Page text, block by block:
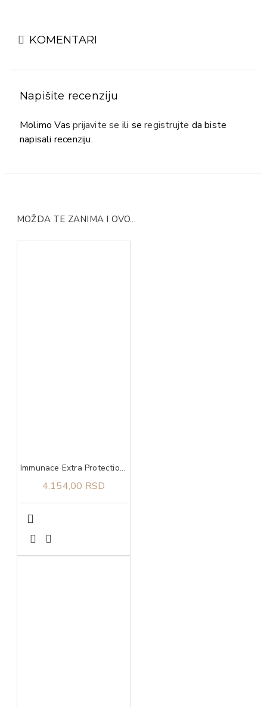
KOMENTARI
Napišite recenziju
Molimo Vasprijavite se ili seregistrujte da biste
napisali recenziju.
MOŽDA TE ZANIMA I OVO...
Immunace Extra Protection Vitabiotics 30 tableta
4.154,00 RSD